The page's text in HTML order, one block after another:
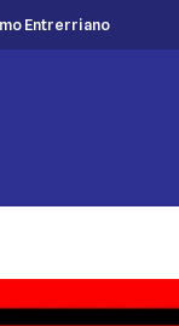
Entrerriano